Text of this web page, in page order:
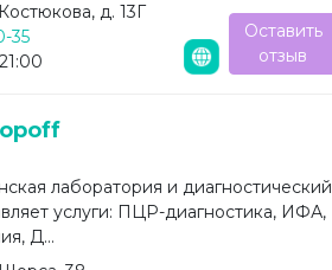
д. 13Г
35
Оставить
отзыв
лаборатория и диагностический
услуги: ПЦР-диагностика, ИФА,
Д...